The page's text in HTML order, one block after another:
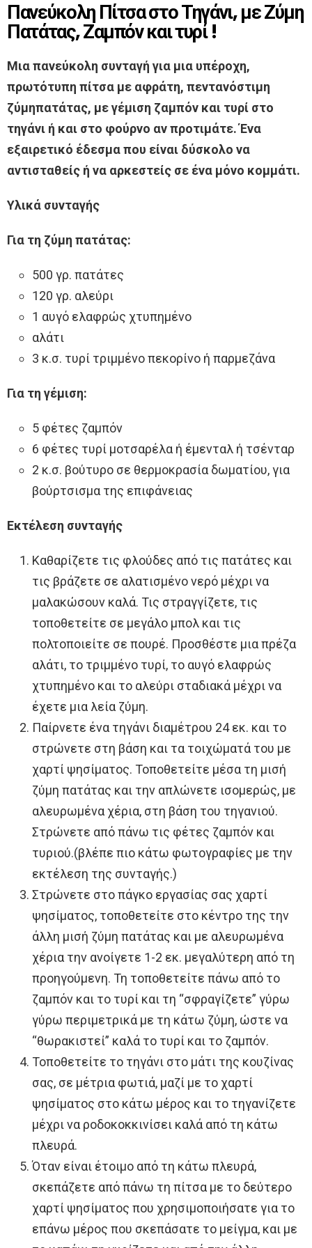
Πανεύκολη Πίτσα στο Τηγάνι, με Ζύμη
Πατάτας, Ζαμπόν και τυρί !
Μια πανεύκολη συνταγή για μια υπέροχη,
πρωτότυπη πίτσα με αφράτη, πεντανόστιμη
ζύμηπατάτας, με γέμιση ζαμπόν και τυρί στο
τηγάνι ή και στο φούρνο αν προτιμάτε. Ένα
εξαιρετικό έδεσμα που είναι δύσκολο να
αντισταθείς ή να αρκεστείς σε ένα μόνο κομμάτι.
Υλικά συνταγής
Για τη ζύμη πατάτας:
500 γρ. πατάτες
120 γρ. αλεύρι
1 αυγό ελαφρώς χτυπημένο
αλάτι
3 κ.σ. τυρί τριμμένο πεκορίνο ή παρμεζάνα
Για τη γέμιση:
5 φέτες ζαμπόν
6 φέτες τυρί μοτσαρέλα ή έμενταλ ή τσένταρ
2 κ.σ. βούτυρο σε θερμοκρασία δωματίου, για
βούρτσισμα της επιφάνειας
Εκτέλεση συνταγής
Καθαρίζετε τις φλούδες από τις πατάτες και
τις βράζετε σε αλατισμένο νερό μέχρι να
μαλακώσουν καλά. Τις στραγγίζετε, τις
τοποθετείτε σε μεγάλο μπολ και τις
πολτοποιείτε σε πουρέ. Προσθέστε μια πρέζα
αλάτι, το τριμμένο τυρί, το αυγό ελαφρώς
χτυπημένο και το αλεύρι σταδιακά μέχρι να
έχετε μια λεία ζύμη.
Παίρνετε ένα τηγάνι διαμέτρου 24 εκ. και το
στρώνετε στη βάση και τα τοιχώματά του με
χαρτί ψησίματος. Τοποθετείτε μέσα τη μισή
ζύμη πατάτας και την απλώνετε ισομερώς, με
αλευρωμένα χέρια, στη βάση του τηγανιού.
Στρώνετε από πάνω τις φέτες ζαμπόν και
τυριού.(βλέπε πιο κάτω φωτογραφίες με την
εκτέλεση της συνταγής.)
Στρώνετε στο πάγκο εργασίας σας χαρτί
ψησίματος, τοποθετείτε στο κέντρο της την
άλλη μισή ζύμη πατάτας και με αλευρωμένα
χέρια την ανοίγετε 1-2 εκ. μεγαλύτερη από τη
προηγούμενη. Τη τοποθετείτε πάνω από το
ζαμπόν και το τυρί και τη “σφραγίζετε” γύρω
γύρω περιμετρικά με τη κάτω ζύμη, ώστε να
“θωρακιστεί” καλά το τυρί και το ζαμπόν.
Τοποθετείτε το τηγάνι στο μάτι της κουζίνας
σας, σε μέτρια φωτιά, μαζί με το χαρτί
ψησίματος στο κάτω μέρος και το τηγανίζετε
μέχρι να ροδοκοκκινίσει καλά από τη κάτω
πλευρά.
Όταν είναι έτοιμο από τη κάτω πλευρά,
σκεπάζετε από πάνω τη πίτσα με το δεύτερο
χαρτί ψησίματος που χρησιμοποιήσατε για το
επάνω μέρος που σκεπάσατε το μείγμα, και με